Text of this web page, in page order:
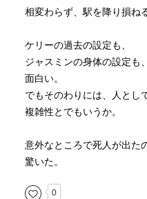
相変わらず、駅を降り損ね
ケリーの過去の設定も、
ジャスミンの身体の設定も、
面白い。
でもそのわりには、人とし
複雑性とでもいうか。
意外なところで死人が出た
驚いた。
0